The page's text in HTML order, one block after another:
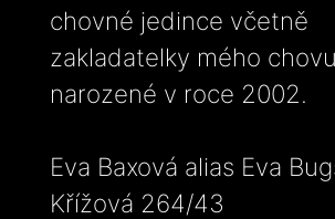
chovné jedince včetně
zakladatelky mého chovu
narozené v roce 2002.
Eva Baxová alias Eva
Křížová 264/43